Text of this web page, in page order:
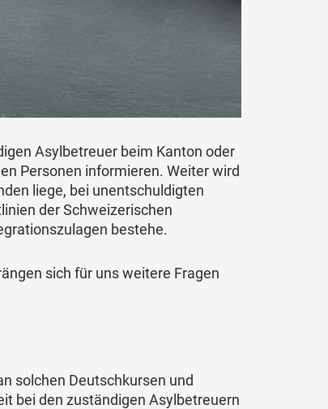
Asylbetreuer beim Kanton oder
Personen informieren. Weiter wird
liege, bei unentschuldigten
der Schweizerischen
bestehe.
sich für uns weitere Fragen
solchen Deutschkursen und
bei den zuständigen Asylbetreuern